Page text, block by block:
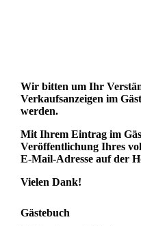
Wir bitten um Ihr
Verkaufsanzeigen im
werden.
Mit Ihrem Eintrag im
Veröffentlichung Ihres
E-Mail-Adresse auf der
Vielen Dank!
Gästebuch